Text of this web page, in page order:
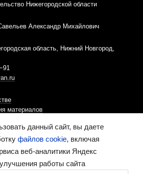
Нижегородской области
Александр Михайлович
область, Нижний Новгород,
материалов
использования «cookies»-файлов
16+
данный сайт, вы даете
файлов cookie, включая
веб-аналитики Яндекс
работы сайта